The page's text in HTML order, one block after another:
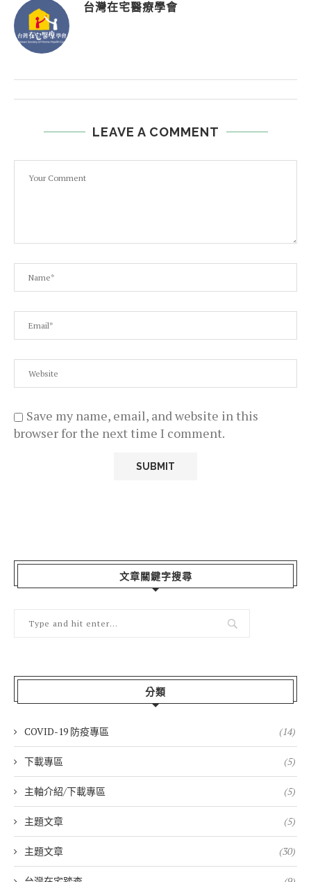
台灣在宅醫療學會
LEAVE A COMMENT
Save my name, email, and website in this
browser for the next time I comment.
文章關鍵字搜尋
分類
COVID-19 防疫專區 (14)
下載專區 (5)
主軸介紹/下載專區 (5)
主題文章 (5)
主題文章 (30)